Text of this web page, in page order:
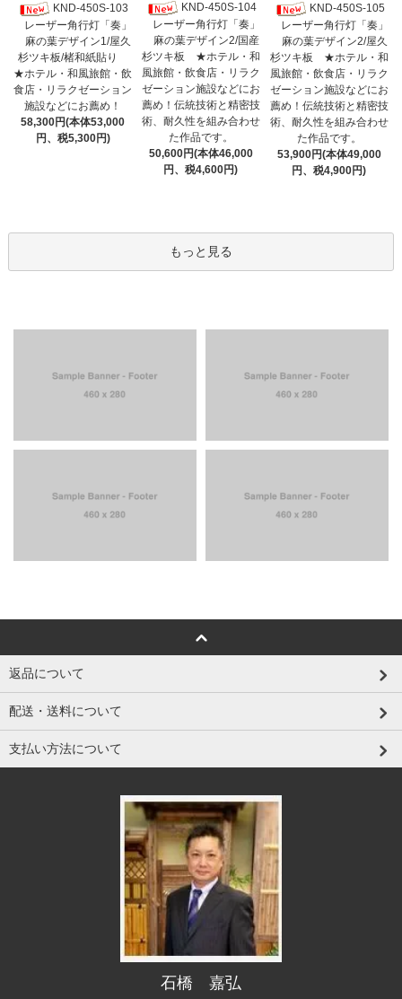
KND-450S-103
レーザー角行灯「奏」
麻の葉デザイン1/屋久
杉ツキ板/楮和紙貼り
★ホテル・和風旅館・飲
食店・リラクゼーション
施設などにお薦め！
58,300円(本体53,000
円、税5,300円)
KND-450S-104
レーザー角行灯「奏」
麻の葉デザイン2/国産
杉ツキ板 ★ホテル・和
風旅館・飲食店・リラク
ゼーション施設などにお
薦め！伝統技術と精密技
術、耐久性を組み合わせ
た作品です。
50,600円(本体46,000
円、税4,600円)
KND-450S-105
レーザー角行灯「奏」
麻の葉デザイン2/屋久
杉ツキ板 ★ホテル・和
風旅館・飲食店・リラク
ゼーション施設などにお
薦め！伝統技術と精密技
術、耐久性を組み合わせ
た作品です。
53,900円(本体49,000
円、税4,900円)
もっと見る
返品について
配送・送料について
支払い方法について
石橋 嘉弘